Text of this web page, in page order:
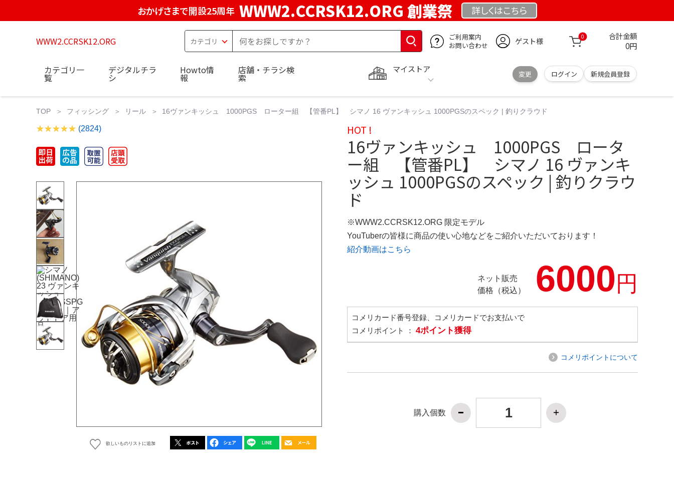
おかげさまで開設25周年 WWW2.CCRSK12.ORG 創業祭 詳しくはこちら
WWW2.CCRSK12.ORG
ご利用案内
お問い合わせ
ゲスト様 0 合計金額
0円
マイストア
変更 ログイン 新規会員登録
カテゴリ一
覧
デジタルチラ
シ
Howto情
報
店舗・チラシ検
索
TOP フィッシング リール 16ヴァンキッシュ 1000PGS ローター組 【管番PL】 シマノ 16 ヴァンキッシュ 1000PGSのスペック | 釣りクラウド
(2824)
欲しいものリストに追加
HOT !
16ヴァンキッシュ 1000PGS ロータ
ー組 【管番PL】 シマノ 16 ヴァンキ
ッシュ 1000PGSのスペック | 釣りクラウ
ド
※WWW2.CCRSK12.ORG 限定モデル
YouTuberの皆様に商品の使い心地などをご紹介いただいております！
紹介動画はこちら
ネット販売
価格（税込）
6000円
コメリカード番号登録、コメリカードでお支払いで
コメリポイント ： 4ポイント獲得
コメリポイントについて
購入個数